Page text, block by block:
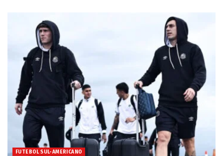
FUTEBOL SUL-AMERICANO